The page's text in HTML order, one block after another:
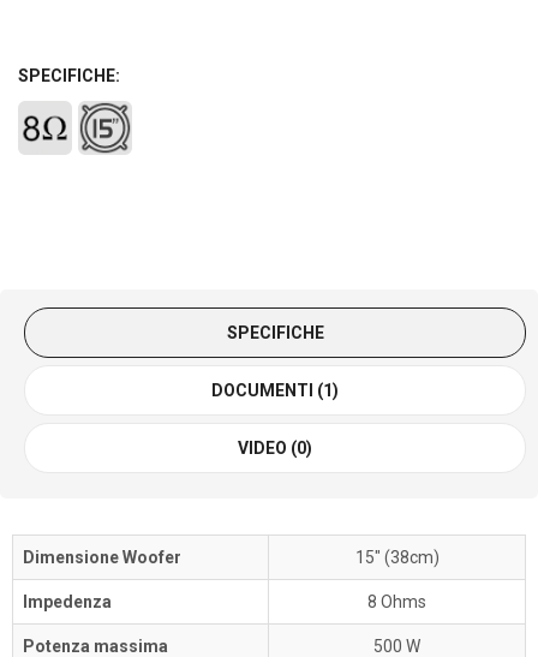
SPECIFICHE:
SPECIFICHE
DOCUMENTI (1)
VIDEO (0)
Dimensione Woofer 15" (38cm)
Impedenza 8 Ohms
Potenza massima 500 W